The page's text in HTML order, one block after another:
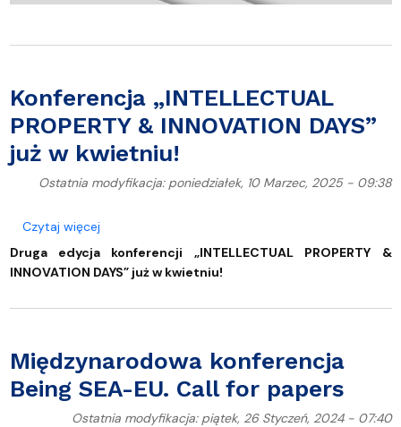
Konferencja „INTELLECTUAL
PROPERTY & INNOVATION DAYS”
już w kwietniu!
Ostatnia modyfikacja: poniedziałek, 10 Marzec, 2025 - 09:38
Czytaj więcejo Konferencja „INTELLECTUAL PROPERTY &
Druga edycja konferencji „INTELLECTUAL PROPERTY &
INNOVATION DAYS” już w kwietniu!
Międzynarodowa konferencja
Being SEA-EU. Call for papers
Ostatnia modyfikacja: piątek, 26 Styczeń, 2024 - 07:40